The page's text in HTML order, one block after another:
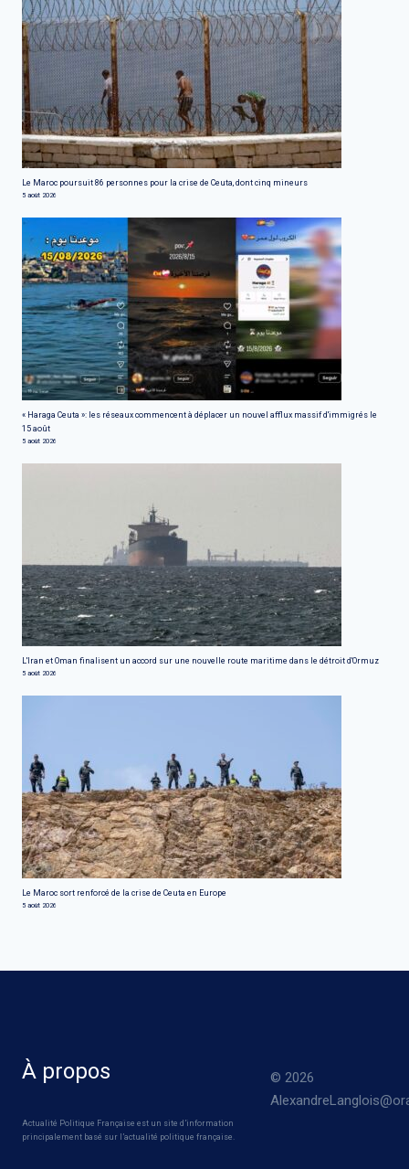
Le Maroc poursuit 86 personnes pour la crise de Ceuta, dont cinq mineurs
5 août 2026
« Haraga Ceuta »: les réseaux commencent à déplacer un nouvel afflux massif d'immigrés le
15 août
5 août 2026
L'Iran et Oman finalisent un accord sur une nouvelle route maritime dans le détroit d'Ormuz
5 août 2026
Le Maroc sort renforcé de la crise de Ceuta en Europe
5 août 2026
À propos
Actualité Politique Française est un site d’information
principalement basé sur l’actualité politique française.
© 2026